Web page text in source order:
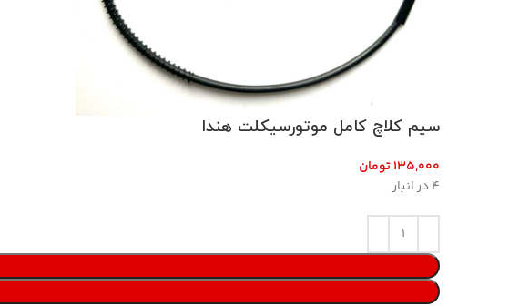
سیم کلاچ کامل موتورسیکلت هندا
4 در انبار